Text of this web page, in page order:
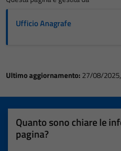
Ufficio Anagrafe
Ultimo aggiornamento: 27/08/
Quanto sono chiare le
pagina?